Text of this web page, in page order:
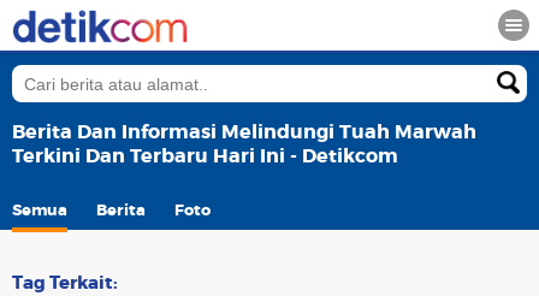
Berita Dan Informasi Melindungi Tuah Marwah
Terkini Dan Terbaru Hari Ini - Detikcom
Semua Berita Foto
Tag Terkait: